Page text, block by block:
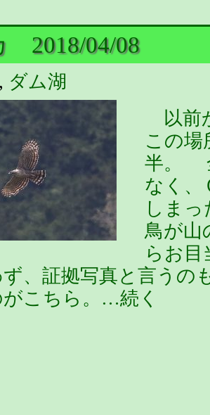
2018/04/08
, ダム湖
以前
この場
半。
なく、
しま
鳥が山
らお
、証拠写真と言うの
こちら。…続く